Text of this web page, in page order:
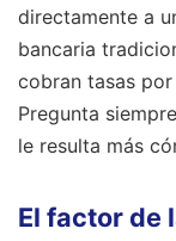
directamente a
bancaria
cobran tasas
Pregunta
le resulta más
El factor de